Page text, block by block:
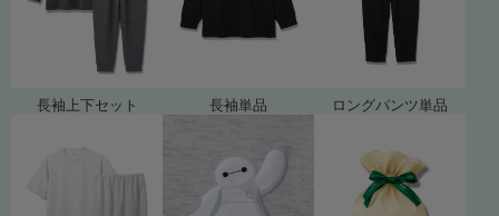
長袖上下セット 長袖単品 ロングパンツ単品